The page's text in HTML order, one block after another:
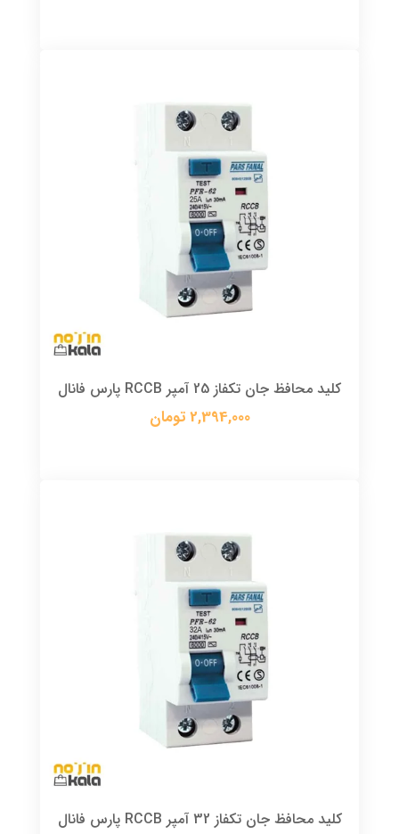
کلید محافظ جان تکفاز 25 آمپر RCCB پارس فانال
2,394,000 تومان
کلید محافظ جان تکفاز 32 آمپر RCCB پارس فانال